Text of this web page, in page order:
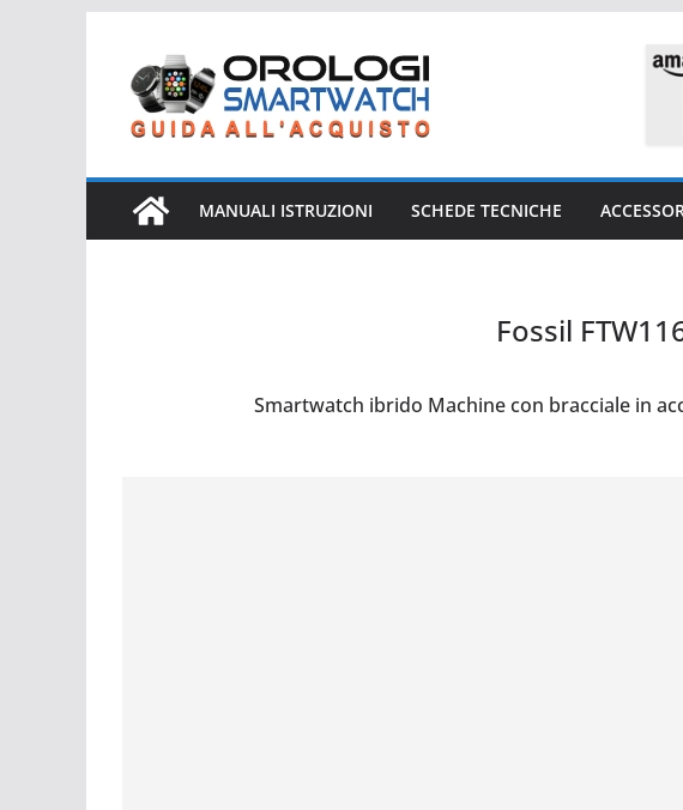
contenuto
MANUALI ISTRUZIONI SCHEDE TECNICHE
Fossil
Smartwatch ibrido Machine con bracciale in